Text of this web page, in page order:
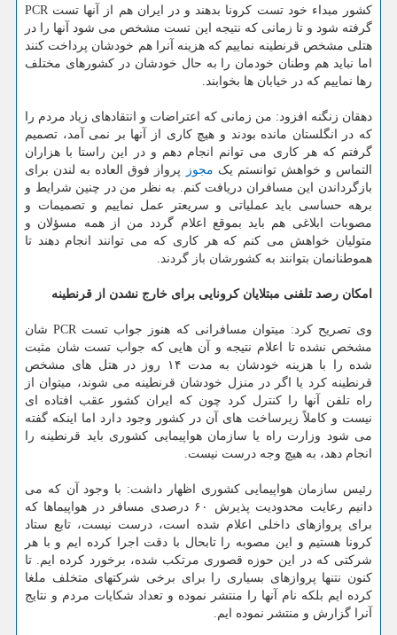
کشور مبداء خود تست کرونا بدهند و در ایران هم از آنها تست PCR
گرفته شود و تا زمانی که نتیجه این تست مشخص می شود آنها را در
هتلی مشخص قرنطینه نماییم که هزینه آنرا هم خودشان پرداخت کنند
اما نباید هم وطنان خودمان را به حال خودشان در کشورهای مختلف
رها نماییم که در خیابان ها بخوابند.
دهقان زنگنه افزود: من زمانی که اعتراضات و انتقادهای زیاد مردم را
که در انگلستان مانده بودند و هیچ کاری از آنها بر نمی آمد، تصمیم
گرفتم که هر کاری می توانم انجام دهم و در این راستا با هزاران
التماس و خواهش توانستم یک مجوز
پرواز فوق العاده به لندن برای
بازگرداندن این مسافران دریافت کنم. به نظر من در چنین شرایط و
برهه حساسی باید عملیاتی و سریعتر عمل نماییم و تصمیمات و
مصوبات ابلاغی هم باید بموقع اعلام گردد من از همه مسؤلان و
متولیان خواهش می کنم که هر کاری که می توانند انجام دهند تا
هموطنانمان بتوانند به کشورشان باز گردند.
امکان رصد تلفنی مبتلایان کرونایی برای خارج نشدن از قرنطینه
وی تصریح کرد: میتوان مسافرانی که هنوز جواب تست PCR شان
مشخص نشده تا اعلام نتیجه و آن هایی که جواب تست شان مثبت
شده را با هزینه خودشان به مدت ۱۴ روز در هتل های مشخص
قرنطینه کرد یا اگر در منزل خودشان قرنطینه می شوند، میتوان از
راه تلفن آنها را کنترل کرد چون که ایران کشور عقب افتاده ای
نیست و کاملاً زیرساخت های آن در کشور وجود دارد اما اینکه گفته
می شود وزارت راه یا سازمان هواپیمایی کشوری باید قرنطینه را
انجام دهد، به هیچ وجه درست نیست.
رئیس سازمان هواپیمایی کشوری اظهار داشت: با وجود آن که می
دانیم رعایت محدودیت پذیرش ۶۰ درصدی مسافر در هواپیماها که
برای پروازهای داخلی اعلام شده است، درست نیست، تابع ستاد
کرونا هستیم و این مصوبه را تابحال با دقت اجرا کرده ایم و با هر
شرکتی که در این حوزه قصوری مرتکب شده، برخورد کرده ایم. تا
کنون نتنها پروازهای بسیاری را برای برخی شرکتهای متخلف ملغا
کرده ایم بلکه نام آنها را منتشر نموده و تعداد شکایات مردم و نتایج
آنرا گزارش و منتشر نموده ایم.